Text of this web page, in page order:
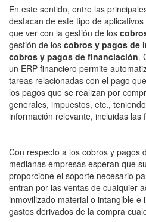
En este sentido, entre las
destacan de este tipo de
que ver con la gestión de los
gestión de los cobros y pagos de
cobros y pagos de financiación.
un ERP financiero permite
tareas relacionadas con el pago
los pagos que se realizan por
generales, impuestos, etc.,
información relevante, incluidas las
Con respecto a los cobros y pagos
medianas empresas esperan que
proporcione el soporte necesario
entran por las ventas de cualquier
inmovilizado material o intangible e
gastos derivados de la compra